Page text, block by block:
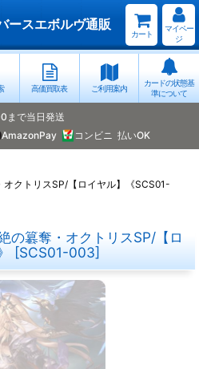
ースエボルヴ通販
カート
マイペー
ジ
高価買取表 ご利用案内
カードの状態基
準について
まで当日発送
AmazonPay コンビニ 払いOK
オクトリスSP/【ロイヤル】《SCS01-
の簒奪・オクトリスSP/【ロ
[SCS01-003]